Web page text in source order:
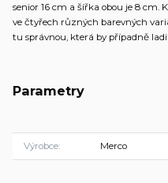
senior 16 cm a šířka obou je 8
ve čtyřech různých barevných
tu správnou, která by případně
Parametry
Výrobce Merco